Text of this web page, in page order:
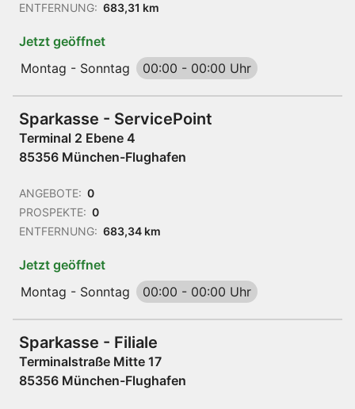
ENTFERNUNG: 683,31 km
Jetzt geöffnet
Montag - Sonntag
00:00 - 00:00 Uhr
Sparkasse - ServicePoint
Terminal 2 Ebene 4
85356 München-Flughafen
ANGEBOTE: 0
PROSPEKTE: 0
ENTFERNUNG: 683,34 km
Jetzt geöffnet
Montag - Sonntag
00:00 - 00:00 Uhr
Sparkasse - Filiale
Terminalstraße Mitte 17
85356 München-Flughafen